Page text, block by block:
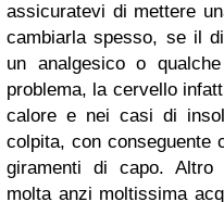
assicuratevi di mettere
cambiarla spesso, se il
un analgesico o
problema, la cervello
calore e nei casi di
colpita, con conseguente
giramenti di capo. Altro
molta anzi moltissima